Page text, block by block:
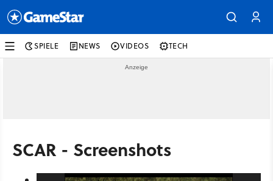
SPIELE NEWS VIDEOS TECH
SCAR - Screenshots